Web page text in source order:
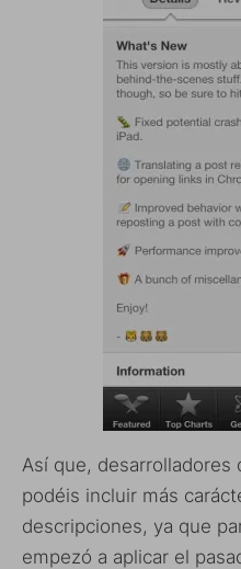
Así que, desarrolladores
podéis incluir más
descripciones, ya que
empezó a aplicar el